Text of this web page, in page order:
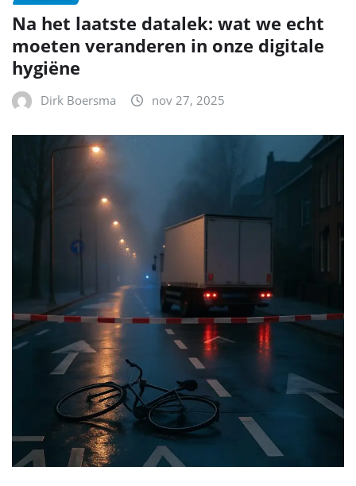
Na het laatste datalek: wat we echt
moeten veranderen in onze digitale
hygiëne
Dirk Boersma nov 27, 2025